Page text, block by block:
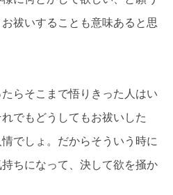
祓いすることも意味あると思
たらそこまで悟りきった人はい
でもどうしてもお祓いした
でしょ。だからそういう時に
ちになって、決して欲を掻か